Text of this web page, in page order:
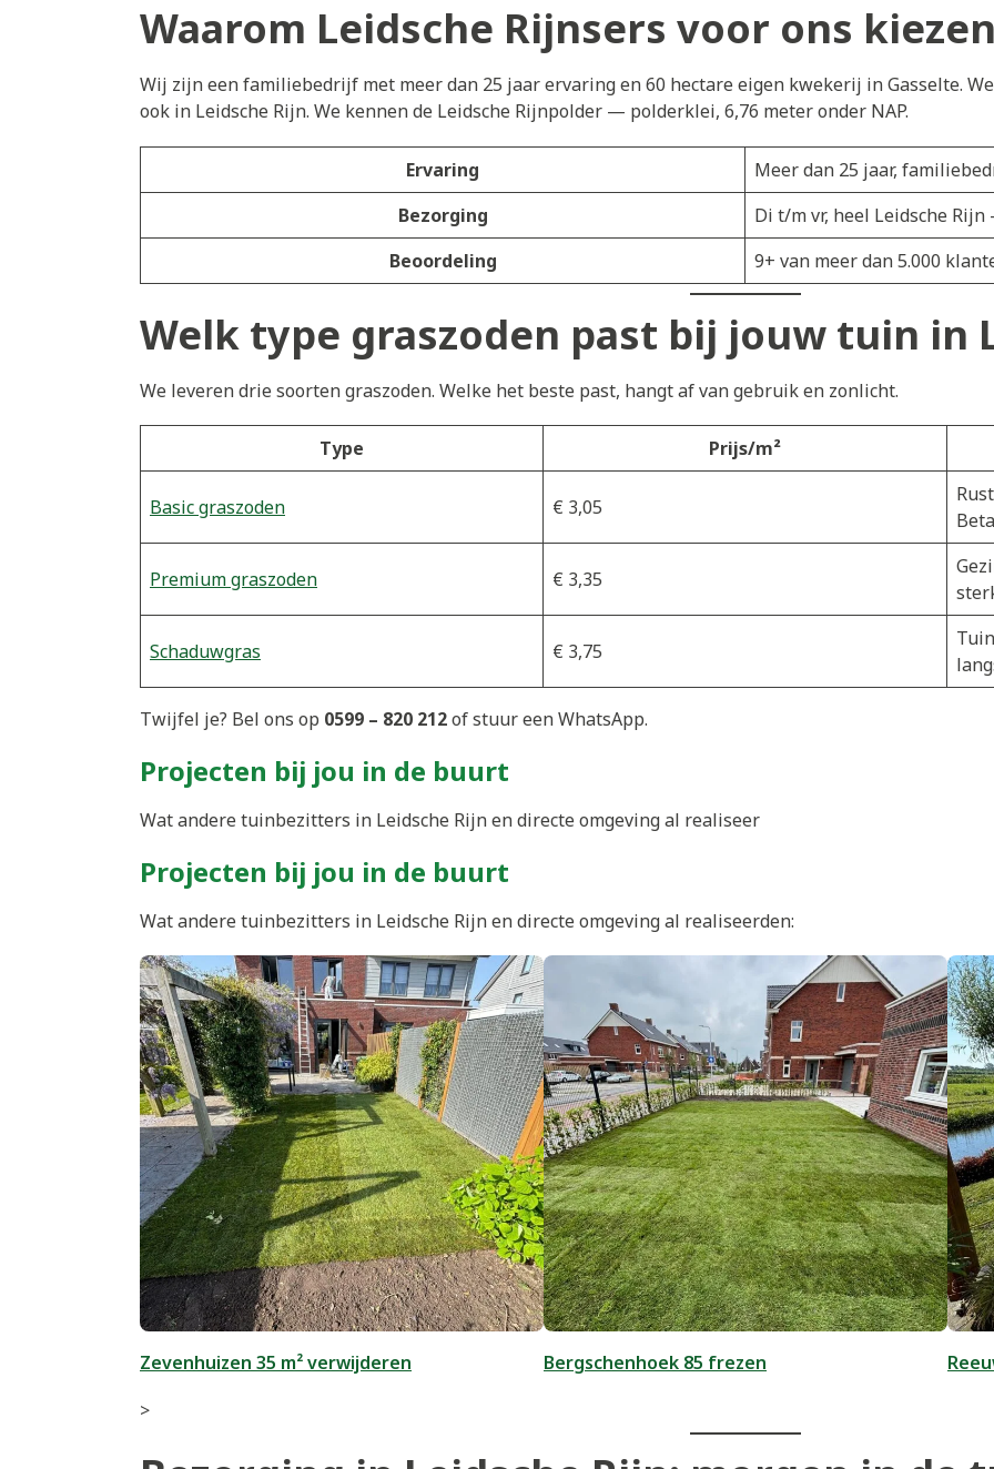
Waarom Leidsche Rijnsers voor ons kiezen
Wij zijn een familiebedrijf met meer dan 25 jaar ervaring en 60 hectare eigen kwekerij in Gasselte.
ook in Leidsche Rijn. We kennen de Leidsche Rijnpolder — polderklei, 6,76 meter onder NAP.
Ervaring
Meer dan 25 jaar,
Bezorging
Di t/m vr, heel Leidsche
Beoordeling
9+ van meer dan 5.000
Welk type graszoden past bij jouw tuin in
We leveren drie soorten graszoden. Welke het beste past, hangt af van gebruik en zonlicht.
Type Prijs/m²
Basic graszoden € 3,05
Premium graszoden € 3,35
Schaduwgras € 3,75
Twijfel je? Bel ons op 0599 – 820 212of stuur een WhatsApp.
Projecten bij jou in de buurt
Wat andere tuinbezitters in Leidsche Rijn en directe omgeving al realiseer
Projecten bij jou in de buurt
Wat andere tuinbezitters in Leidsche Rijn en directe omgeving al realiseerden:
Zevenhuizen 35 m² verwijderen Bergschenhoek 85 frezen
>